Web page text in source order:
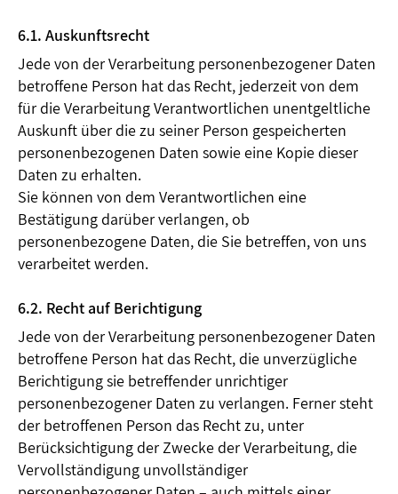
6.1. Auskunftsrecht
Jede von der Verarbeitung personenbezogener Daten
betroffene Person hat das Recht, jederzeit von dem
für die Verarbeitung Verantwortlichen unentgeltliche
Auskunft über die zu seiner Person gespeicherten
personenbezogenen Daten sowie eine Kopie dieser
Daten zu erhalten.
Sie können von dem Verantwortlichen eine
Bestätigung darüber verlangen, ob
personenbezogene Daten, die Sie betreffen, von uns
verarbeitet werden.
6.2. Recht auf Berichtigung
Jede von der Verarbeitung personenbezogener Daten
betroffene Person hat das Recht, die unverzügliche
Berichtigung sie betreffender unrichtiger
personenbezogener Daten zu verlangen. Ferner steht
der betroffenen Person das Recht zu, unter
Berücksichtigung der Zwecke der Verarbeitung, die
Vervollständigung unvollständiger